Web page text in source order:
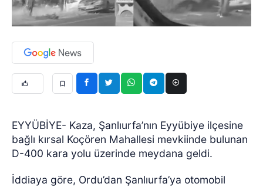
EYYÜBİYE- Kaza, Şanlıurfa’nın Eyyübiye ilçesine
bağlı kırsal Koçören Mahallesi mevkiinde bulunan
D-400 kara yolu üzerinde meydana geldi.
İddiaya göre, Ordu’dan Şanlıurfa’ya otomobil